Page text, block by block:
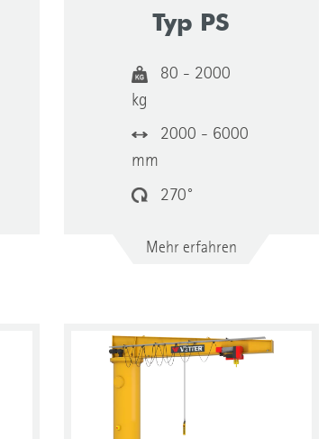
Typ PS
80 - 2000
kg
2000 - 6000
mm
270°
Mehr erfahren